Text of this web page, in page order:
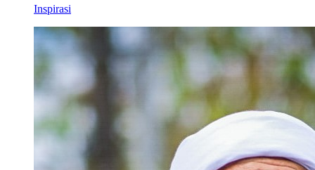
Inspirasi